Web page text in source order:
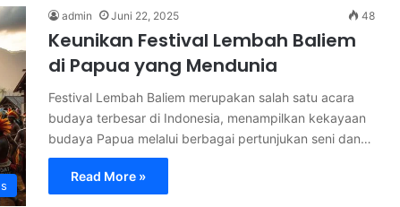
admin Juni 22, 2025 48
Keunikan Festival Lembah Baliem
di Papua yang Mendunia
Festival Lembah Baliem merupakan salah satu acara
budaya terbesar di Indonesia, menampilkan kekayaan
budaya Papua melalui berbagai pertunjukan seni dan…
Read More »